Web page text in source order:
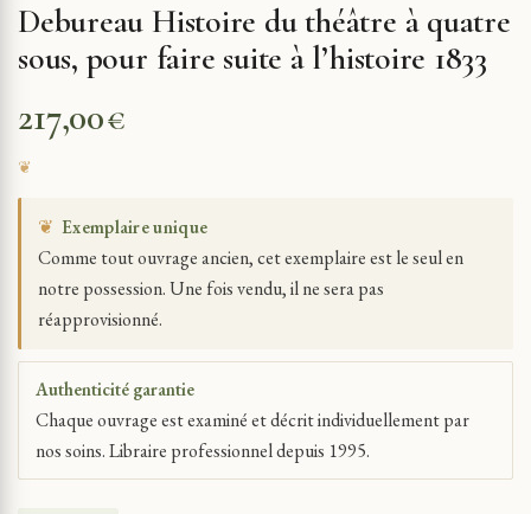
Debureau Histoire du théâtre à quatre
sous, pour faire suite à l’histoire 1833
217,00€
❦ Exemplaire unique
Comme tout ouvrage ancien, cet exemplaire est le seul en
notre possession. Une fois vendu, il ne sera pas
réapprovisionné.
Authenticité garantie
Chaque ouvrage est examiné et décrit individuellement par
nos soins. Libraire professionnel depuis 1995.